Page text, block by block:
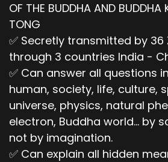
OF THE BUDDHA AND BUDDHA
TONG
✅ Secretly transmitted by 36
through 3 countries India -
✅ Can answer all questions
human, society, life, culture,
universe, physics, natural
electron, Buddha world... by
not by imagination.
✅ Can explain all hidden